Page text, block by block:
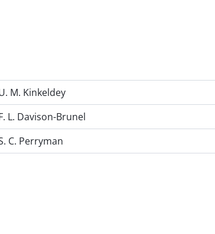
M. Kinkeldey
L. Davison-Brunel
C. Perryman